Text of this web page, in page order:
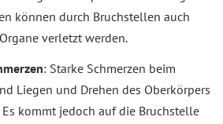
können durch Bruchstellen auch
verletzt werden.
: Starke Schmerzen beim
Liegen und Drehen des Oberkörpers
kommt jedoch auf die Bruchstelle